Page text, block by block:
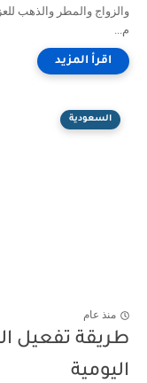
والزواج والمطر والذهب
م...
السعودية
منذ عام
طريقة تفعيل
اليومية